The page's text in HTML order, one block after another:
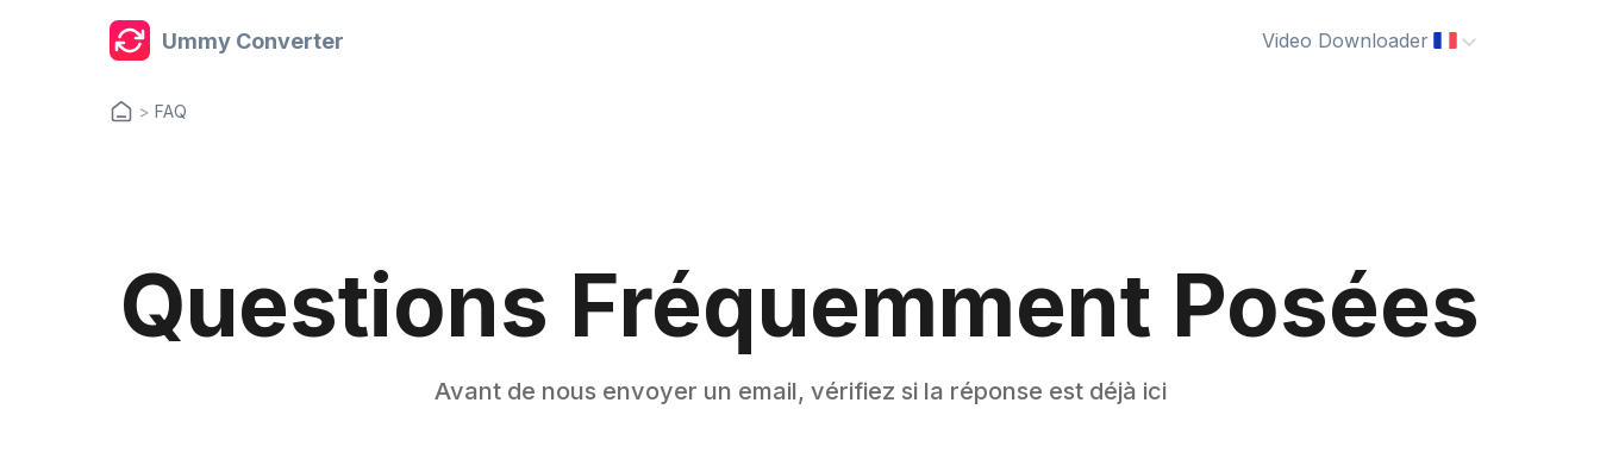
Ummy Converter Video Downloader
> FAQ
Questions Fréquemment Posées
Avant de nous envoyer un email, vérifiez si la réponse est déjà ici